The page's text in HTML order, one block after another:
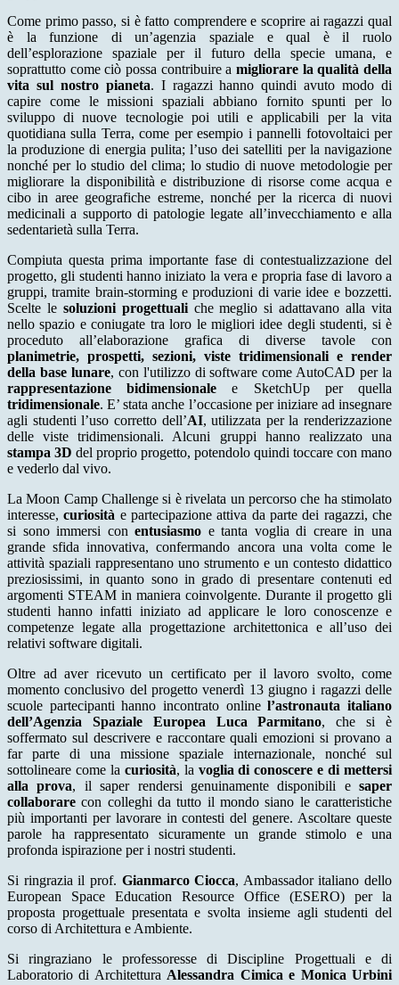
Come primo passo, si è fatto comprendere e scoprire ai ragazzi qual
è la funzione di un’agenzia spaziale e qual è il ruolo
dell’esplorazione spaziale per il futuro della specie umana, e
soprattutto come ciò possa contribuire a migliorare la qualità della
vita sul nostro pianeta. I ragazzi hanno quindi avuto modo di
capire come le missioni spaziali abbiano fornito spunti per lo
sviluppo di nuove tecnologie poi utili e applicabili per la vita
quotidiana sulla Terra, come per esempio i pannelli fotovoltaici per
la produzione di energia pulita; l’uso dei satelliti per la navigazione
nonché per lo studio del clima; lo studio di nuove metodologie per
migliorare la disponibilità e distribuzione di risorse come acqua e
cibo in aree geografiche estreme, nonché per la ricerca di nuovi
medicinali a supporto di patologie legate all’invecchiamento e alla
sedentarietà sulla Terra.
Compiuta questa prima importante fase di contestualizzazione del
progetto, gli studenti hanno iniziato la vera e propria fase di lavoro a
gruppi, tramite brain-storming e produzioni di varie idee e bozzetti.
Scelte le soluzioni progettualiche meglio si adattavano alla vita
nello spazio e coniugate tra loro le migliori idee degli studenti, si è
proceduto all’elaborazione grafica di diverse tavole con
planimetrie, prospetti, sezioni, viste tridimensionali e render
della base lunare, con l'utilizzo di software come AutoCAD per la
rappresentazione bidimensionale e SketchUp per quella
tridimensionale. E’ stata anche l’occasione per iniziare ad insegnare
agli studenti l’uso corretto dell’AI, utilizzata per la renderizzazione
delle viste tridimensionali. Alcuni gruppi hanno realizzato una
stampa 3D del proprio progetto, potendolo quindi toccare con mano
e vederlo dal vivo.
La Moon Camp Challenge si è rivelata un percorso che ha stimolato
interesse,curiosità e partecipazione attiva da parte dei ragazzi, che
si sono immersi conentusiasmo e tanta voglia di creare in una
grande sfida innovativa, confermando ancora una volta come le
attività spaziali rappresentano uno strumento e un contesto didattico
preziosissimi, in quanto sono in grado di presentare contenuti ed
argomenti STEAM in maniera coinvolgente. Durante il progetto gli
studenti hanno infatti iniziato ad applicare le loro conoscenze e
competenze legate alla progettazione architettonica e all’uso dei
relativi software digitali.
Oltre ad aver ricevuto un certificato per il lavoro svolto, come
momento conclusivo del progetto venerdì 13 giugno i ragazzi delle
scuole partecipanti hanno incontrato onlinel’astronauta italiano
dell’Agenzia Spaziale Europea Luca Parmitano, che si è
soffermato sul descrivere e raccontare quali emozioni si provano a
far parte di una missione spaziale internazionale, nonché sul
sottolineare come la curiosità, la voglia di conoscere e di mettersi
alla prova, il saper rendersi genuinamente disponibili e saper
collaborare con colleghi da tutto il mondo siano le caratteristiche
più importanti per lavorare in contesti del genere. Ascoltare queste
parole ha rappresentato sicuramente un grande stimolo e una
profonda ispirazione per i nostri studenti.
Si ringrazia il prof. Gianmarco Ciocca, Ambassador italiano dello
European Space Education Resource Office (ESERO) per la
proposta progettuale presentata e svolta insieme agli studenti del
corso di Architettura e Ambiente.
Si ringraziano le professoresse di Discipline Progettuali e di
Laboratorio di Architettura Alessandra Cimica e Monica Urbini